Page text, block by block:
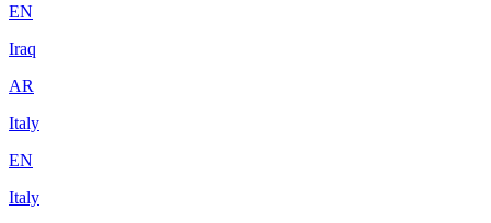
EN
Iraq
AR
Italy
EN
Italy